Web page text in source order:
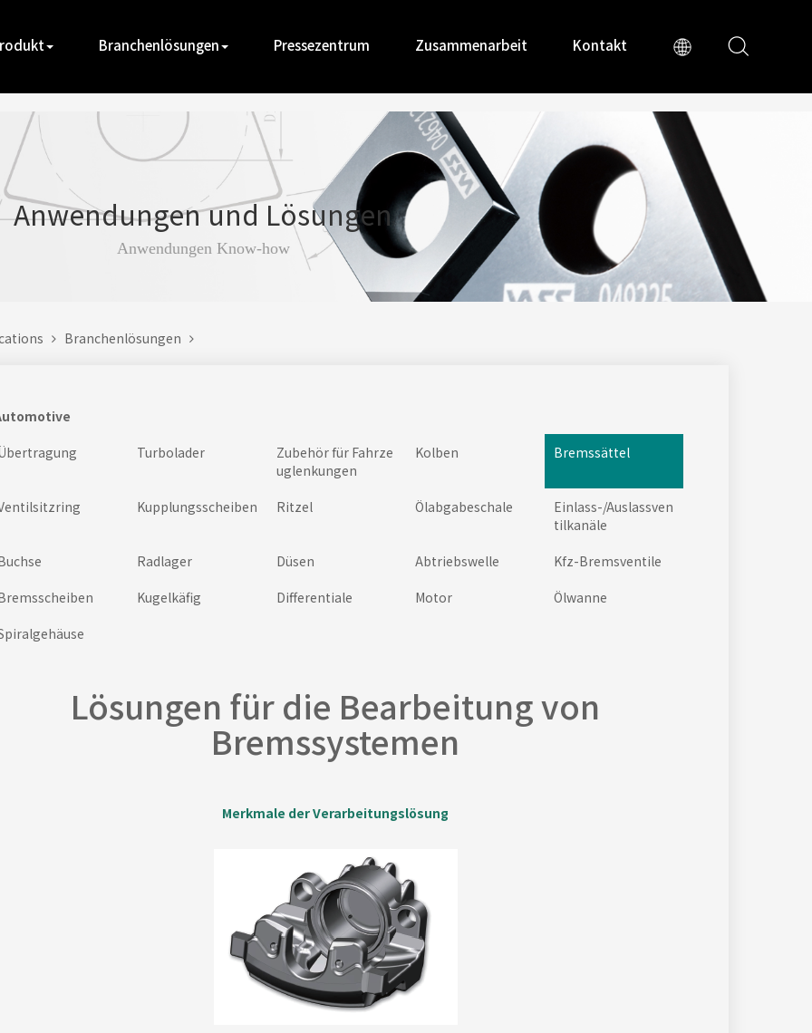
Branchenlösungen Pressezentrum Zusammenarbeit Kontakt
Anwendungen und Lösungen
Anwendungen Know-how
Branchenlösungen
Turbolader
Zubehör für Fahrze
uglenkungen
Kolben Bremssättel
Kupplungsscheiben Ritzel Ölabgabeschale
Einlass-/Auslassven
tilkanäle
Radlager Düsen Abtriebswelle
Kfz-Bremsventile
Kugelkäfig Differentiale Motor
Ölwanne
Lösungen für die Bearbeitung von
Bremssystemen
Merkmale der Verarbeitungslösung